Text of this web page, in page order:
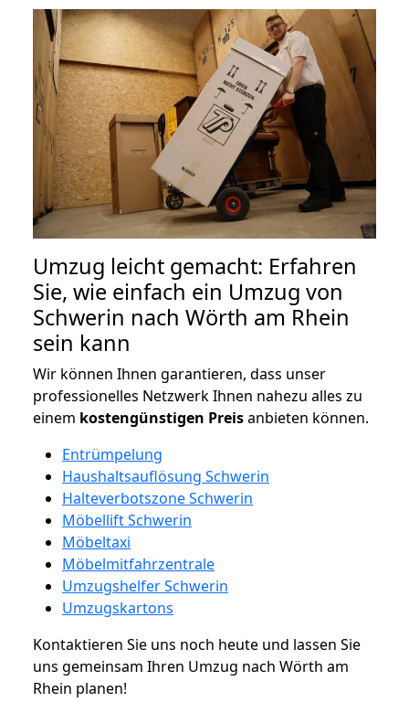
Umzug leicht gemacht: Erfahren
Sie, wie einfach ein Umzug von
Schwerin nach Wörth am Rhein
sein kann
Wir können Ihnen garantieren, dass unser
professionelles Netzwerk Ihnen nahezu alles zu
einem kostengünstigen Preisanbieten können.
Entrümpelung
Haushaltsauflösung Schwerin
Halteverbotszone Schwerin
Möbellift Schwerin
Möbeltaxi
Möbelmitfahrzentrale
Umzugshelfer Schwerin
Umzugskartons
Kontaktieren Sie uns noch heute und lassen Sie
uns gemeinsam Ihren Umzug nach Wörth am
Rhein planen!